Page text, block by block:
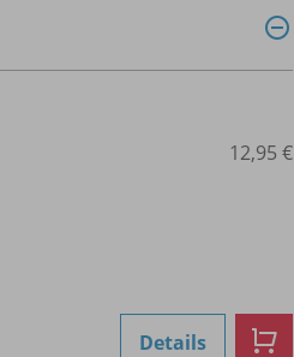
12,95 €
Details